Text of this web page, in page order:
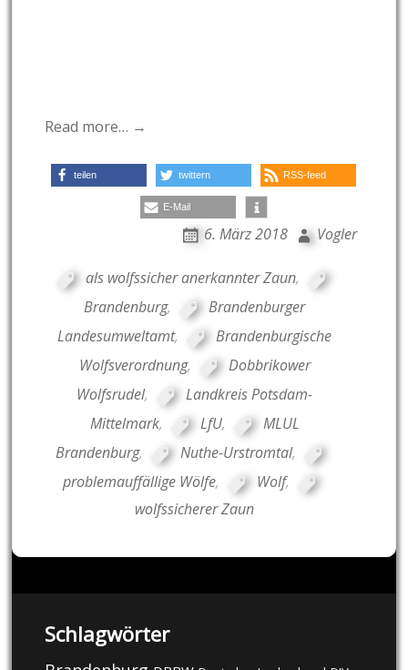
Read more… →
teilen twittern RSS-feed
E-Mail
6. März 2018 Vogler
als wolfssicher anerkannter Zaun,
Brandenburg,
Brandenburger
Landesumweltamt,
Brandenburgische
Wolfsverordnung,
Dobbrikower
Wolfsrudel,
Landkreis Potsdam-
Mittelmark, LfU,
MLUL
Brandenburg, Nuthe-Urstromtal,
problemauffällige Wölfe, Wolf,
wolfssicherer Zaun
Schlagwörter